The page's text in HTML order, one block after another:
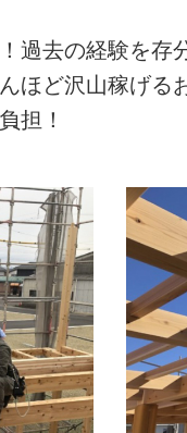
過去の経験を存
ほど沢山稼げる
担！